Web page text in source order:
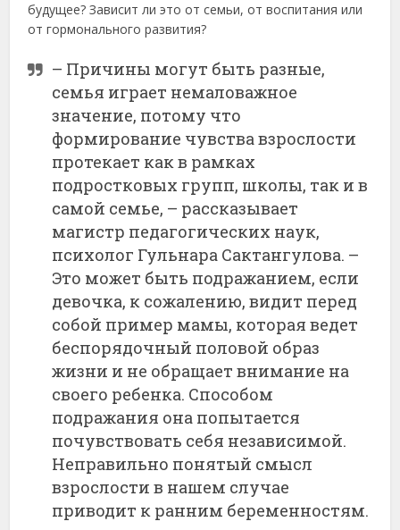
будущее? Зависит ли это от семьи, от воспитания или
от гормонального развития?
– Причины могут быть разные,
семья играет немаловажное
значение, потому что
формирование чувства взрослости
протекает как в рамках
подростковых групп, школы, так и в
самой семье, – рассказывает
магистр педагогических наук,
психолог Гульнара Сактангулова. –
Это может быть подражанием, если
девочка, к сожалению, видит перед
собой пример мамы, которая ведет
беспорядочный половой образ
жизни и не обращает внимание на
своего ребенка. Способом
подражания она попытается
почувствовать себя независимой.
Неправильно понятый смысл
взрослости в нашем случае
приводит к ранним беременностям.